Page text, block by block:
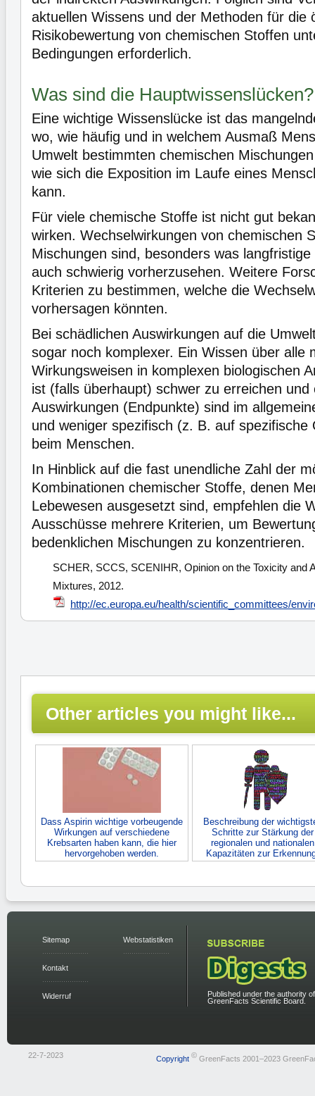
aktuellen Wissens und der Methoden für die
Risikobewertung von chemischen Stoffen
Bedingungen erforderlich.
Was sind die Hauptwissenslücken?
Eine wichtige Wissenslücke ist das
wo, wie häufig und in welchem Ausmaß
Umwelt bestimmten chemischen
wie sich die Exposition im Laufe eines
kann.
Für viele chemische Stoffe ist nicht gut
wirken. Wechselwirkungen von chemischen
Mischungen sind, besonders was
auch schwierig vorherzusehen. Weitere
Kriterien zu bestimmen, welche die
vorhersagen könnten.
Bei schädlichen Auswirkungen auf die
sogar noch komplexer. Ein Wissen über alle
Wirkungsweisen in komplexen biologischen
ist (falls überhaupt) schwer zu erreichen und
Auswirkungen (Endpunkte) sind im
und weniger spezifisch (z. B. auf spezifische
beim Menschen.
In Hinblick auf die fast unendliche Zahl der
Kombinationen chemischer Stoffe, denen
Lebewesen ausgesetzt sind, empfehlen die
Ausschüsse mehrere Kriterien, um
bedenklichen Mischungen zu konzentrieren.
SCHER, SCCS, SCENIHR, Opinion on the Toxicity and
Mixtures, 2012.
http://ec.europa.eu/health/scientific_committees/
Other articles you might like...
Dass Aspirin wichtige vorbeugende
Wirkungen auf verschiedene
Krebsarten haben kann, die hier
hervorgehoben werden.
Beschreibung der
Schritte zur Stärkung der
regionalen und nationalen
Kapazitäten zur
Sitemap
Kontakt
Widerruf
Webstatistiken
Published under the authority
GreenFacts Scientific Board.
22-7-2023 Copyright © GreenFacts 2001–2023